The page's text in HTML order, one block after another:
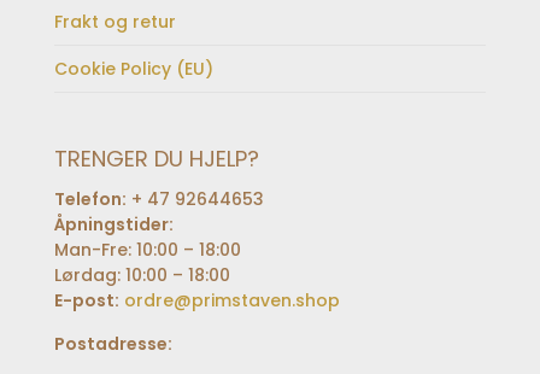
Frakt og retur
Cookie Policy (EU)
TRENGER DU HJELP?
Telefon: + 47 92644653
Åpningstider:
Man-Fre: 10:00 – 18:00
Lørdag: 10:00 – 18:00
E-post: ordre@primstaven.shop
Postadresse: